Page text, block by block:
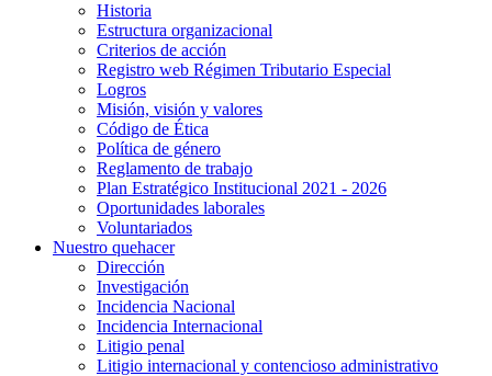
Historia
Estructura organizacional
Criterios de acción
Registro web Régimen Tributario Especial
Logros
Misión, visión y valores
Código de Ética
Política de género
Reglamento de trabajo
Plan Estratégico Institucional 2021 - 2026
Oportunidades laborales
Voluntariados
Nuestro quehacer
Dirección
Investigación
Incidencia Nacional
Incidencia Internacional
Litigio penal
Litigio internacional y contencioso administrativo